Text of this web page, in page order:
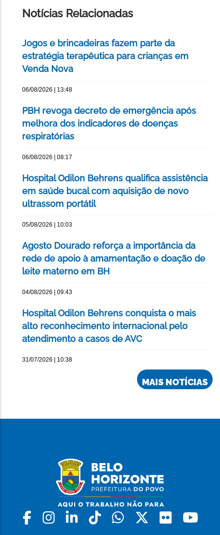
Notícias Relacionadas
Jogos e brincadeiras fazem parte da
estratégia terapêutica para crianças em
Venda Nova
06/08/2026 | 13:48
PBH revoga decreto de emergência após
melhora dos indicadores de doenças
respiratórias
06/08/2026 | 08:17
Hospital Odilon Behrens qualifica assistência
em saúde bucal com aquisição de novo
ultrassom portátil
05/08/2026 | 10:03
Agosto Dourado reforça a importância da
rede de apoio à amamentação e doação de
leite materno em BH
04/08/2026 | 09:43
Hospital Odilon Behrens conquista o mais
alto reconhecimento internacional pelo
atendimento a casos de AVC
31/07/2026 | 10:38
MAIS NOTÍCIAS
Facebook
Instagram
LinkedinTiktokWhatsapp
X Flickr